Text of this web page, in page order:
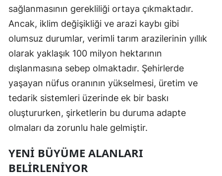
sağlanmasının gerekliliği ortaya çıkmaktadır.
Ancak, iklim değişikliği ve arazi kaybı gibi
olumsuz durumlar, verimli tarım arazilerinin yıllık
olarak yaklaşık 100 milyon hektarının
dışlanmasına sebep olmaktadır. Şehirlerde
yaşayan nüfus oranının yükselmesi, üretim ve
tedarik sistemleri üzerinde ek bir baskı
oluştururken, şirketlerin bu duruma adapte
olmaları da zorunlu hale gelmiştir.
YENI BÜYÜME ALANLARI
BELIRLENIYOR